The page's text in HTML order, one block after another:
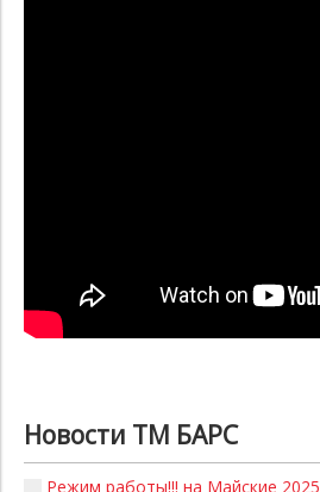
Новости ТМ БАРС
Режим работы!!! на Майские 2025